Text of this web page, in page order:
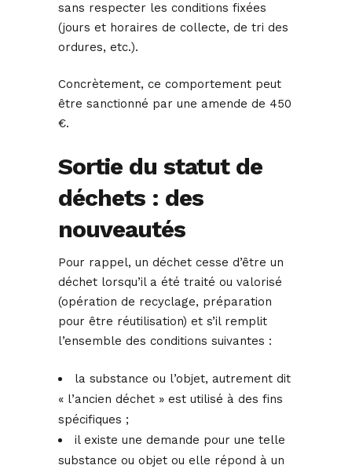
sans respecter les conditions fixées
(jours et horaires de collecte, de tri des
ordures, etc.).
Concrètement, ce comportement peut
être sanctionné par une amende de 450
€.
Sortie du statut de
déchets : des
nouveautés
Pour rappel, un déchet cesse d’être un
déchet lorsqu’il a été traité ou valorisé
(opération de recyclage, préparation
pour être réutilisation) et s’il remplit
l’ensemble des conditions suivantes :
la substance ou l’objet, autrement dit
« l’ancien déchet » est utilisé à des fins
spécifiques ;
il existe une demande pour une telle
substance ou objet ou elle répond à un